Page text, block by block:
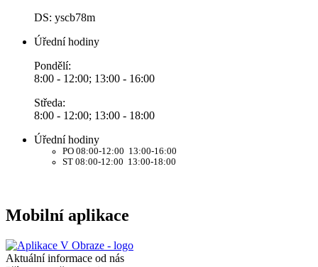
DS: yscb78m
Úřední hodiny
Pondělí:
8:00 - 12:00; 13:00 - 16:00
Středa:
8:00 - 12:00; 13:00 - 18:00
Úřední hodiny
PO 08:00-12:00 13:00-16:00
ST 08:00-12:00 13:00-18:00
Mobilní aplikace
Aktuální informace od nás